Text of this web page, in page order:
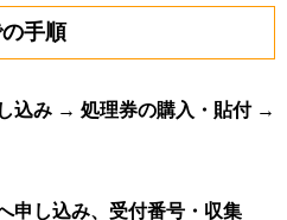
手順
込み → 処理券の購入・貼付 →
申し込み、受付番号・収集